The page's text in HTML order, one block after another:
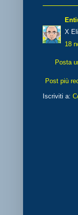
X
18
Posta
Post più
Iscriviti a: